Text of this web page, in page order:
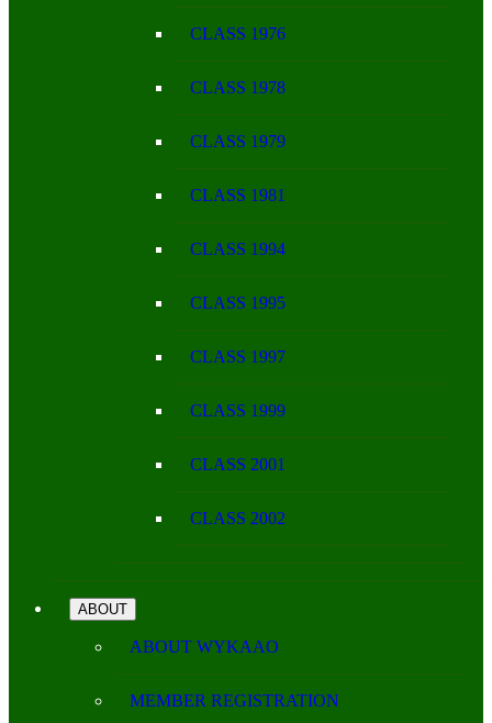
CLASS 1976
CLASS 1978
CLASS 1979
CLASS 1981
CLASS 1994
CLASS 1995
CLASS 1997
CLASS 1999
CLASS 2001
CLASS 2002
ABOUT
ABOUT WYKAAO
MEMBER REGISTRATION